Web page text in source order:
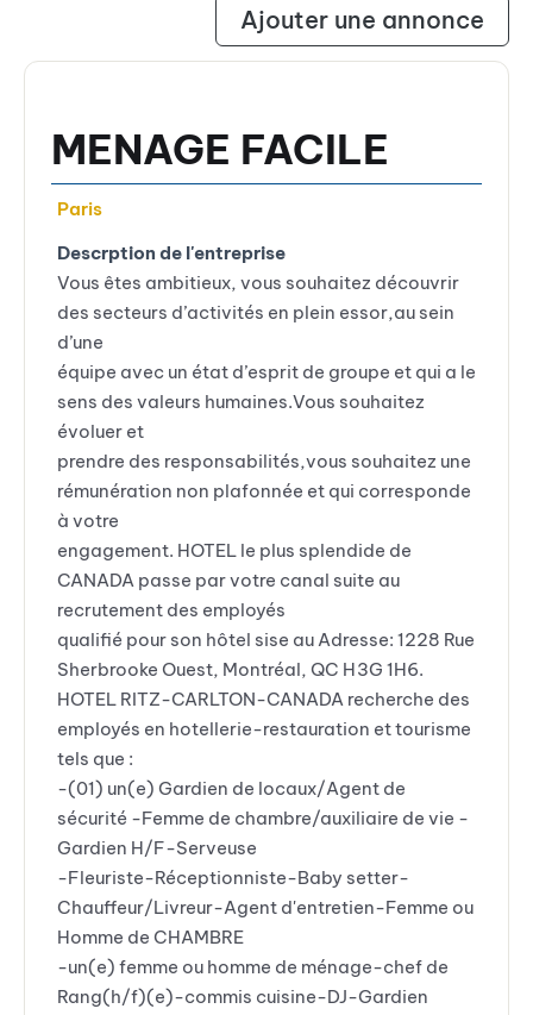
Ajouter une annonce
MENAGE FACILE
Paris
Descrption de l'entreprise
Vous êtes ambitieux, vous souhaitez découvrir
des secteurs d’activités en plein essor,au sein
d’une
équipe avec un état d’esprit de groupe et qui a le
sens des valeurs humaines.Vous souhaitez
évoluer et
prendre des responsabilités,vous souhaitez une
rémunération non plafonnée et qui corresponde
à votre
engagement. HOTEL le plus splendide de
CANADA passe par votre canal suite au
recrutement des employés
qualifié pour son hôtel sise au Adresse: 1228 Rue
Sherbrooke Ouest, Montréal, QC H3G 1H6.
HOTEL RITZ-CARLTON-CANADA recherche des
employés en hotellerie-restauration et tourisme
tels que :
-(01) un(e) Gardien de locaux/Agent de
sécurité -Femme de chambre/auxiliaire de vie -
Gardien H/F-Serveuse
-Fleuriste-Réceptionniste-Baby setter-
Chauffeur/Livreur-Agent d'entretien-Femme ou
Homme de CHAMBRE
-un(e) femme ou homme de ménage-chef de
Rang(h/f)(e)-commis cuisine-DJ-Gardien